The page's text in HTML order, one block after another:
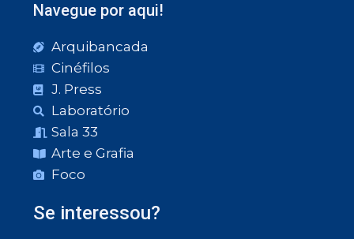
Navegue por aqui!
Arquibancada
Cinéfilos
J. Press
Laboratório
Sala 33
Arte e Grafia
Foco
Se interessou?